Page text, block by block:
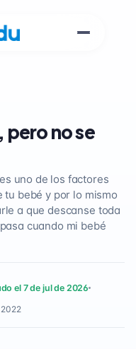
pero no se
uno de los factores
bebé y por lo mismo
a que descanse toda
cuando mi bebé
el 7 de jul de 2026